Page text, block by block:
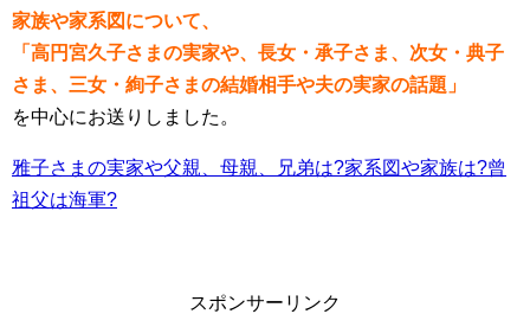
家族や家系図について、
「高円宮久子さまの実家や、長女・承子さま、次女・典子
さま、三女・絢子さまの結婚相手や夫の実家の話題」
を中心にお送りしました。
雅子さまの実家や父親、母親、兄弟は?家系図や家族は?曾
祖父は海軍?
スポンサーリンク